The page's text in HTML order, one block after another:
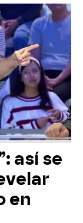
así se
en